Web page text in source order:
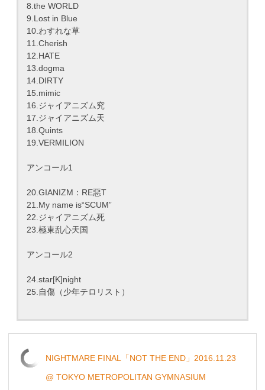
8.the WORLD
9.Lost in Blue
10.わすれな草
11.Cherish
12.HATE
13.dogma
14.DIRTY
15.mimic
16.ジャイアニズム究
17.ジャイアニズム天
18.Quints
19.VERMILION
アンコール1
20.GIANIZM：RE惡T
21.My name is“SCUM”
22.ジャイアニズム死
23.極東乱心天国
アンコール2
24.star[K]night
25.自傷（少年テロリスト）
NIGHTMARE FINAL「NOT THE END」2016.11.23
@ TOKYO METROPOLITAN GYMNASIUM